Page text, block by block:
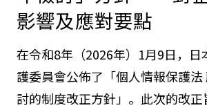
解讀《個人情報保護
影響及應對要點
在令和8年（2026年）1月9日，日